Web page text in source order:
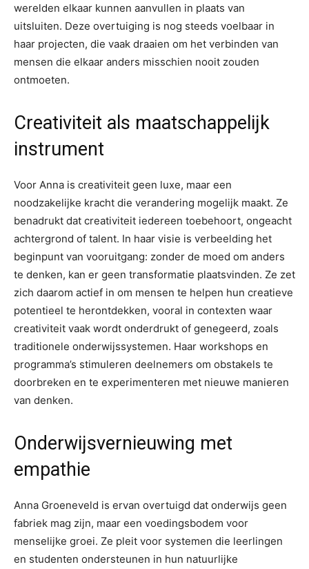
werelden elkaar kunnen aanvullen in plaats van
uitsluiten. Deze overtuiging is nog steeds voelbaar in
haar projecten, die vaak draaien om het verbinden van
mensen die elkaar anders misschien nooit zouden
ontmoeten.
Creativiteit als maatschappelijk
instrument
Voor Anna is creativiteit geen luxe, maar een
noodzakelijke kracht die verandering mogelijk maakt. Ze
benadrukt dat creativiteit iedereen toebehoort, ongeacht
achtergrond of talent. In haar visie is verbeelding het
beginpunt van vooruitgang: zonder de moed om anders
te denken, kan er geen transformatie plaatsvinden. Ze zet
zich daarom actief in om mensen te helpen hun creatieve
potentieel te herontdekken, vooral in contexten waar
creativiteit vaak wordt onderdrukt of genegeerd, zoals
traditionele onderwijssystemen. Haar workshops en
programma’s stimuleren deelnemers om obstakels te
doorbreken en te experimenteren met nieuwe manieren
van denken.
Onderwijsvernieuwing met
empathie
Anna Groeneveld is ervan overtuigd dat onderwijs geen
fabriek mag zijn, maar een voedingsbodem voor
menselijke groei. Ze pleit voor systemen die leerlingen
en studenten ondersteunen in hun natuurlijke